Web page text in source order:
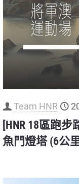
Team HNR
[HNR 18區跑
魚門燈塔 (6公